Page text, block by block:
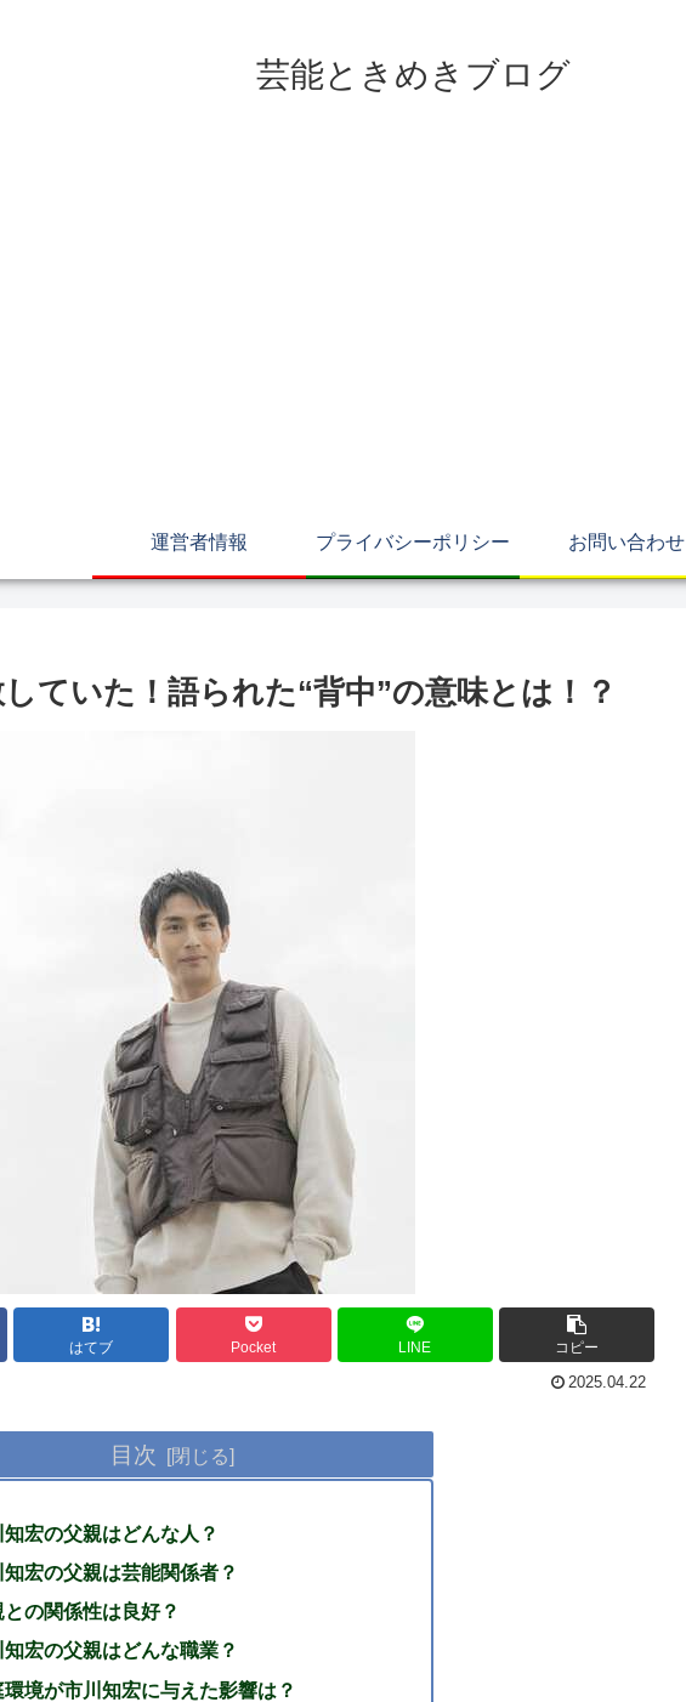
芸能ときめきブログ
運営者情報 プライバシーポリシー お問い合わせ
ていた！語られた“背中”の意味とは！？
はてブ Pocket LINE コピー
2025.04.22
目次
知宏の父親はどんな人？
知宏の父親は芸能関係者？
との関係性は良好？
知宏の父親はどんな職業？
環境が市川知宏に与えた影響は？